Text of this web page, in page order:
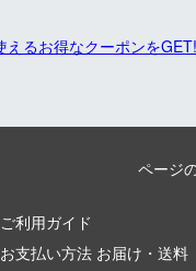
えるお得なクーポンを
ページ
ご利用ガイド
お支払い方法 お届け・送料